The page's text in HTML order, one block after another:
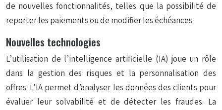
de nouvelles fonctionnalités, telles que la possibilité de
reporter les paiements ou de modifier les échéances.
Nouvelles technologies
L’utilisation de l’intelligence artificielle (IA) joue un rôle
dans la gestion des risques et la personnalisation des
offres. L’IA permet d’analyser les données des clients pour
évaluer leur solvabilité et de détecter les fraudes. La